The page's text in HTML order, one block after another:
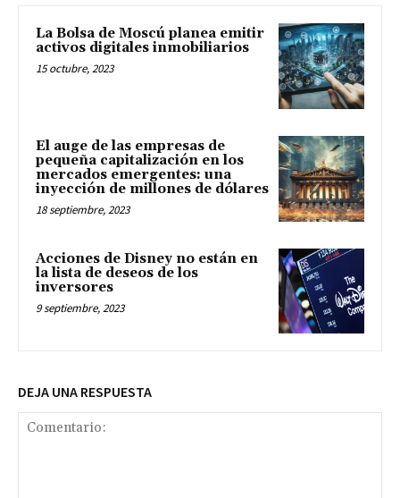
La Bolsa de Moscú planea emitir
activos digitales inmobiliarios
15 octubre, 2023
El auge de las empresas de
pequeña capitalización en los
mercados emergentes: una
inyección de millones de dólares
18 septiembre, 2023
Acciones de Disney no están en
la lista de deseos de los
inversores
9 septiembre, 2023
DEJA UNA RESPUESTA